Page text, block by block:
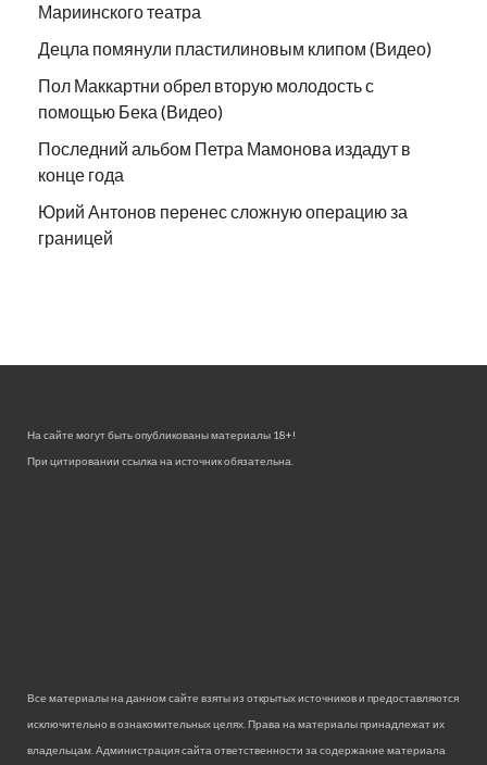
Мариинского театра
Децла помянули пластилиновым клипом (Видео)
Пол Маккартни обрел вторую молодость с
помощью Бека (Видео)
Последний альбом Петра Мамонова издадут в
конце года
Юрий Антонов перенес сложную операцию за
границей
На сайте могут быть опубликованы материалы 18+!
При цитировании ссылка на источник обязательна.
Все материалы на данном сайте взяты из открытых источников и предоставляются
исключительно в ознакомительных целях. Права на материалы принадлежат их
владельцам. Администрация сайта ответственности за содержание материала